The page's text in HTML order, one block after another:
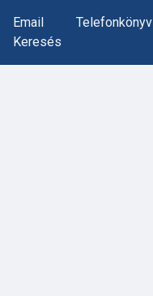
Email
Keresés
Telefonkönyv